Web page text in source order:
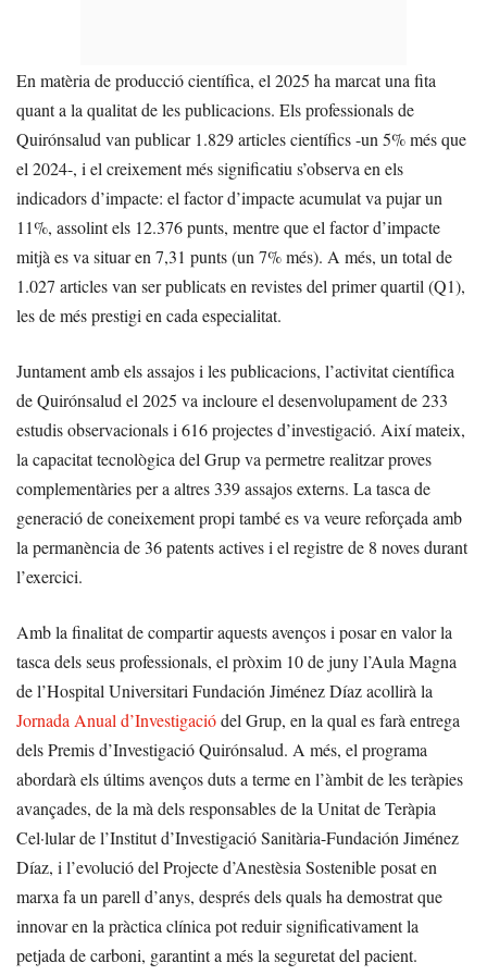
En matèria de producció científica, el 2025 ha marcat una fita
quant a la qualitat de les publicacions. Els professionals de
Quirónsalud van publicar 1.829 articles científics -un 5% més que
el 2024-, i el creixement més significatiu s’observa en els
indicadors d’impacte: el factor d’impacte acumulat va pujar un
11%, assolint els 12.376 punts, mentre que el factor d’impacte
mitjà es va situar en 7,31 punts (un 7% més). A més, un total de
1.027 articles van ser publicats en revistes del primer quartil (Q1),
les de més prestigi en cada especialitat.
Juntament amb els assajos i les publicacions, l’activitat científica
de Quirónsalud el 2025 va incloure el desenvolupament de 233
estudis observacionals i 616 projectes d’investigació. Així mateix,
la capacitat tecnològica del Grup va permetre realitzar proves
complementàries per a altres 339 assajos externs. La tasca de
generació de coneixement propi també es va veure reforçada amb
la permanència de 36 patents actives i el registre de 8 noves durant
l’exercici.
Amb la finalitat de compartir aquests avenços i posar en valor la
tasca dels seus professionals, el pròxim 10 de juny l’Aula Magna
de l’Hospital Universitari Fundación Jiménez Díaz acollirà la
Jornada Anual d’Investigaciódel Grup, en la qual es farà entrega
dels Premis d’Investigació Quirónsalud. A més, el programa
abordarà els últims avenços duts a terme en l’àmbit de les teràpies
avançades, de la mà dels responsables de la Unitat de Teràpia
Cel·lular de l’Institut d’Investigació Sanitària-Fundación Jiménez
Díaz, i l’evolució del Projecte d’Anestèsia Sostenible posat en
marxa fa un parell d’anys, després dels quals ha demostrat que
innovar en la pràctica clínica pot reduir significativament la
petjada de carboni, garantint a més la seguretat del pacient.